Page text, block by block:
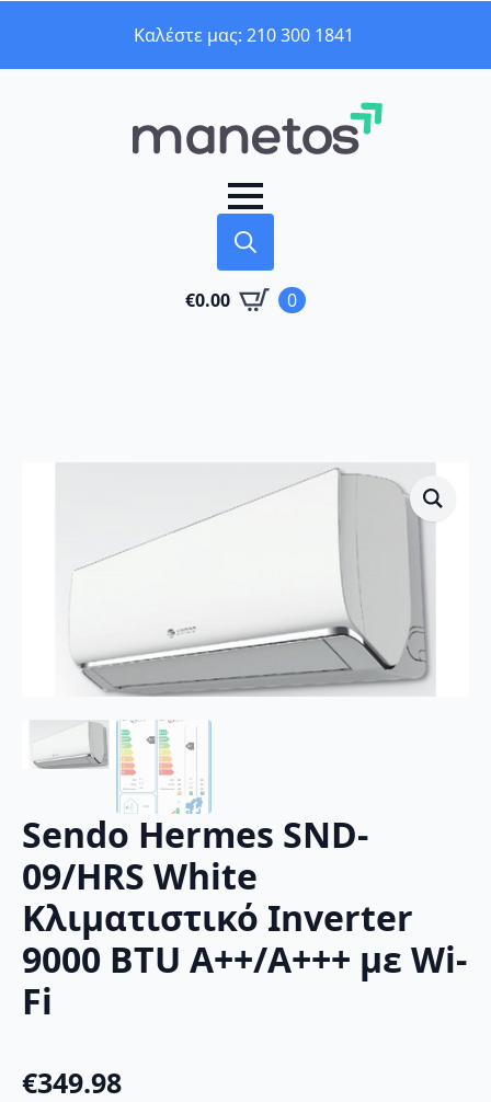
Καλέστε μας: 210 300 1841
for:
€0.00 0
Sendo Hermes SND-
09/HRS White
Κλιματιστικό Inverter
9000 BTU A++/A+++ με Wi-
Fi
€349.98